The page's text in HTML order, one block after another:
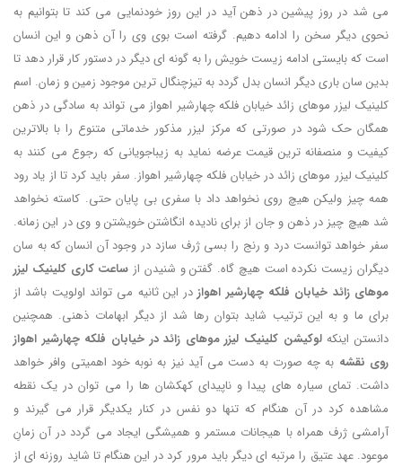
می شد در روز پیشین در ذهن آید در این روز خودنمایی می کند تا بتوانیم به
نحوی دیگر سخن را ادامه دهیم. گرفته است بوی وی را آن ذهن و این انسان
است که بایستی ادامه زیست خویش را به گونه ای دیگر در دستور کار قرار دهد تا
بدین سان باری دیگر انسان بدل گردد به تیزچنگال ترین موجود زمین و زمان. اسم
کلینیک لیزر موهای زائد خیابان فلکه چهارشیر اهواز می تواند به سادگی در ذهن
همگان حک شود در صورتی که مرکز لیزر مذکور خدماتی متنوع را با بالاترین
کیفیت و منصفانه ترین قیمت عرضه نماید به زیباجویانی که رجوع می کنند به
کلینیک لیزر موهای زائد در خیابان فلکه چهارشیر اهواز. سفر باید کرد تا از یاد رود
همه چیز ولیکن هیچ روی نخواهد داد با سفری بی پایان حتی. کاسته نخواهد
شد هیچ چیز در ذهن و جان از برای نادیده انگاشتن خویشتن و وی در این زمانه.
سفر خواهد توانست درد و رنج را بسی ژرف سازد در وجود آن انسان که به سان
دیگران زیست نکرده است هیچ گاه. گفتن و شنیدن از ساعت کاری کلینیک لیزر
موهای زائد خیابان فلکه چهارشیر اهوازدر این ثانیه می تواند اولویت باشد از
برای ما و به این ترتیب شاید بتوان رها شد از دیگر ابهامات ذهنی. همچنین
دانستن اینکهلوکیشن کلینیک لیزر موهای زائد در خیابان فلکه چهارشیر اهواز
روی نقشه به چه صورت به دست می آید نیز به نوبه خود اهمیتی وافر خواهد
داشت. تمای سیاره های پیدا و ناپیدای کهکشان ها را می توان در یک نقطه
مشاهده کرد در آن هنگام که تنها دو نفس در کنار یکدیگر قرار می گیرند و
آرامشی ژرف همراه با هیجانات مستمر و همیشگی ایجاد می گردد در آن زمانِ
موعود. عهد عتیق را مرتبه ای دیگر باید مرور کرد در این هنگام تا شاید روزنه ای از